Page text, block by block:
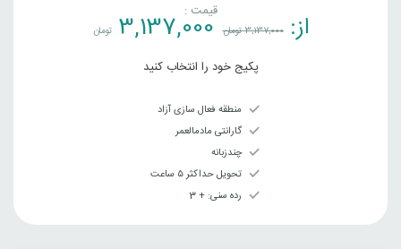
قیمت : از:3,137,000تومان 3,137,000 تومان
پکیج خود را انتخاب کنید
منطقه فعال سازی آزاد
گارانتی مادمالعمر
چندزبانه
تحویل حداکثر ۵ ساعت
رده سنی‌: + 3